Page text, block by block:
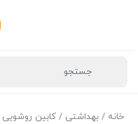
خانه / بهداشتی / کابین روشویی